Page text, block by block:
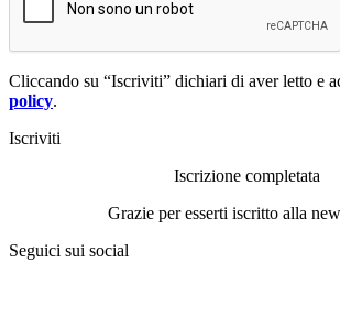
Cliccando su “Iscriviti” dichiari di aver letto e
policy.
Iscriviti
Iscrizione completata
Grazie per esserti iscritto alla
Seguici sui social